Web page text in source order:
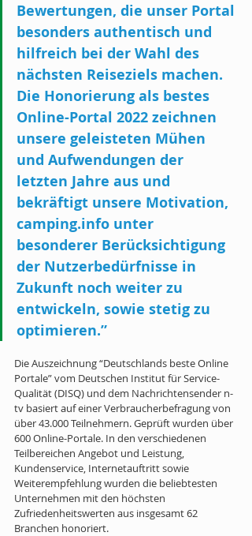
Bewertungen, die unser Portal
besonders authentisch und
hilfreich bei der Wahl des
nächsten Reiseziels machen.
Die Honorierung als bestes
Online-Portal 2022 zeichnen
unsere geleisteten Mühen
und Aufwendungen der
letzten Jahre aus und
bekräftigt unsere Motivation,
camping.info unter
besonderer Berücksichtigung
der Nutzerbedürfnisse in
Zukunft noch weiter zu
entwickeln, sowie stetig zu
optimieren.”
Die Auszeichnung “Deutschlands beste Online
Portale” vom Deutschen Institut für Service-
Qualität (DISQ) und dem Nachrichtensender n-
tv basiert auf einer Verbraucherbefragung von
über 43.000 Teilnehmern. Geprüft wurden über
600 Online-Portale. In den verschiedenen
Teilbereichen Angebot und Leistung,
Kundenservice, Internetauftritt sowie
Weiterempfehlung wurden die beliebtesten
Unternehmen mit den höchsten
Zufriedenheitswerten aus insgesamt 62
Branchen honoriert.